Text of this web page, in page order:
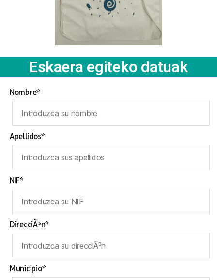
Eskaera egiteko datuak
Nombre*
Apellidos*
NIF*
DirecciÃ³n*
Municipio*